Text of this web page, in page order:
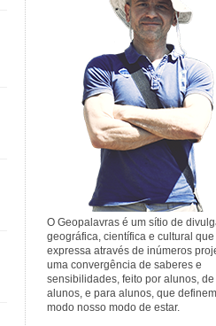
O Geopalavras é um sítio de
geográfica, científica e cultural que
expressa através de inúmeros
uma convergência de saberes e
sensibilidades, feito por alunos, de
alunos, e para alunos, que
modo nosso modo de estar.